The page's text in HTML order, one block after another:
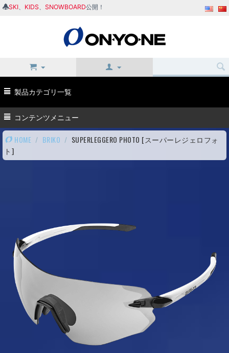
SKI KIDS SNOWBOARD公開！
製品カテゴリ一覧
コンテンツメニュー
HOME / BRIKO / SUPERLEGGERO PHOTO [スーパーレジェロフォ
ト]